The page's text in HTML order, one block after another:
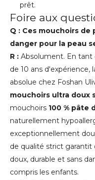
prêt.
Foire aux
Q : Ces mouchoirs
danger pour la peau
R : Absolument. En tant
de 10 ans d'expérience,
absolue chez Foshan
mouchoirs ultra doux
mouchoirs 100 % pâte
naturellement
exceptionnellement
de qualité strict
doux, durable et sans
compris les enfants.